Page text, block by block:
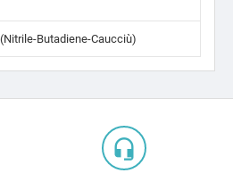
Butadiene-Caucciù)
headset_mic